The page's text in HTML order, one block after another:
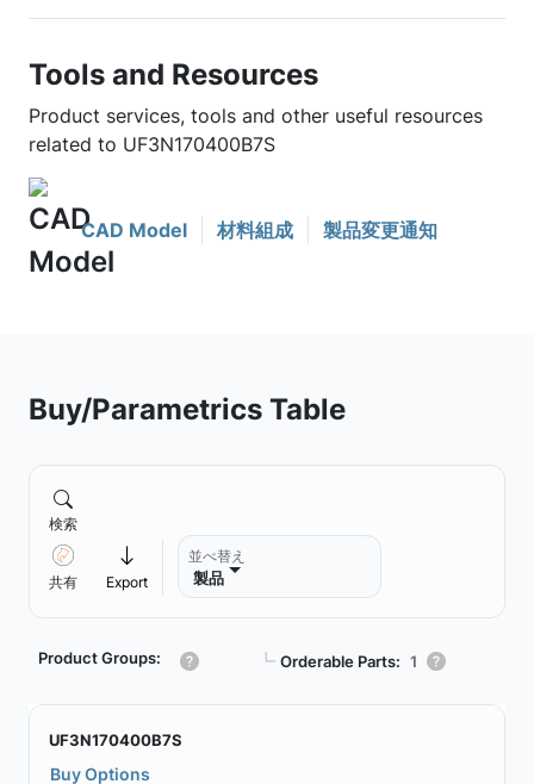
Tools and Resources
Product services, tools and other useful resources
related to UF3N170400B7S
CAD Model 材料組成 製品変更通知
Buy/Parametrics Table
検索
共有 Export
並べ替え
製品
Product Groups: ┗ Orderable Parts: 1
UF3N170400B7S
Buy Options